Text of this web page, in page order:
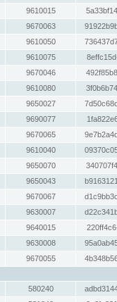
9610015
9670063
9610050
9610075
9670046
9610080
9650027
9690077
9670065
9610040
9650070
9650043
9670067
9630007
9640015
9630008
9670055
580240